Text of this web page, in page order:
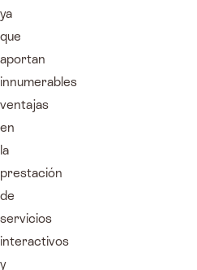
ya
que
aportan
innumerables
ventajas
en
la
prestación
de
servicios
interactivos
y